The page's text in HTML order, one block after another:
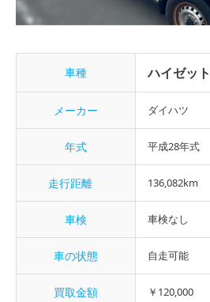
車種 ハイゼッ
メーカー ダイハツ
年式 平成28年式
走行距離 136,082km
車検 車検なし
車の状態 自走可能
買取金額 ￥120,000